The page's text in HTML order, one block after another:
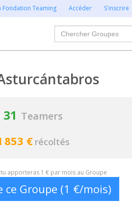
Fondation Teaming Accéder S'inscrire
Chercher
31 Teamers
853 € récoltés
tu apporteras 1 € par mois au Groupe
ce Groupe (1 €/mois)